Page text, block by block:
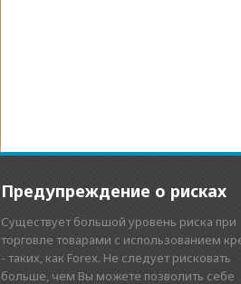
Предупреждение о рисках
Существует большой уровень риска при
торговле товарами с использованием
- таких, как Forex. Не следует рисковать
больше, чем Вы можете позволить себе